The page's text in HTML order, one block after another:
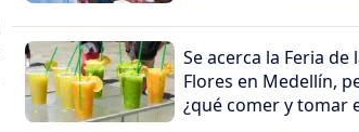
Se acerca la Feria de
Flores en Medellín,
¿qué comer y tomar